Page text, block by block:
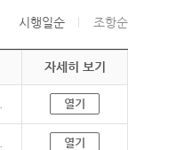
시행일순 조항순
자세히 보기
열기
열기